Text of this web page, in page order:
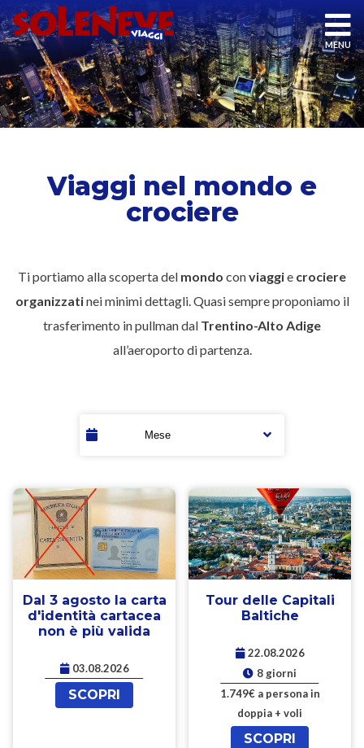
Viaggi nel mondo e
crociere
Ti portiamo alla scoperta del mondo conviaggie crociere
organizzatinei minimi dettagli. Quasi sempre proponiamo il
trasferimento in pullman dal Trentino-Alto Adige
all’aeroporto di partenza.
Dal 3 agosto la carta
d'identità cartacea
non è più valida
03.08.2026
SCOPRI
Tour delle Capitali
Baltiche
22.08.2026
8 giorni
1.749€ a persona in
doppia + voli
SCOPRI